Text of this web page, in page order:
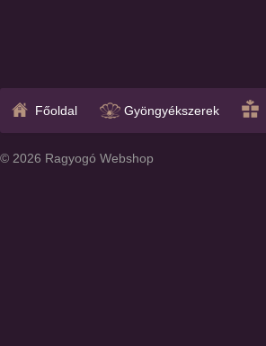
Főoldal Gyöngyékszerek
© 2026 Ragyogó Webshop